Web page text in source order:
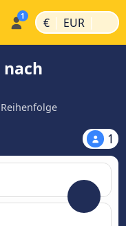
€ | EUR |
1